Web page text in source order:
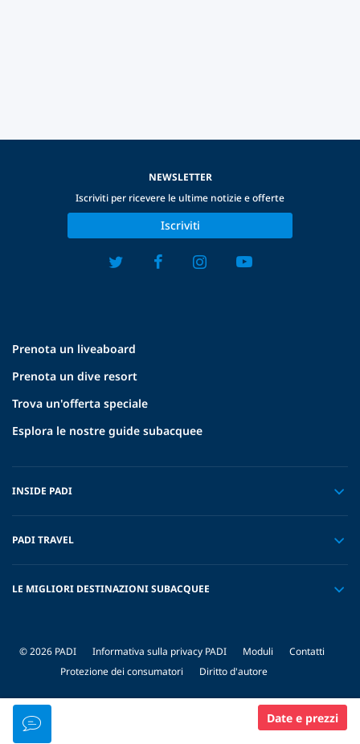
Date e prezzi
Prenota un liveaboard
Prenota un dive resort
Trova un'offerta speciale
Esplora le nostre guide subacquee
INSIDE PADI
PADI TRAVEL
LE MIGLIORI DESTINAZIONI SUBACQUEE
NEWSLETTER
Iscriviti per ricevere le ultime notizie e offerte
Iscriviti
© 2026 PADI Informativa sulla privacy PADI Moduli
Contatti
Protezione dei consumatori
Diritto d'autore